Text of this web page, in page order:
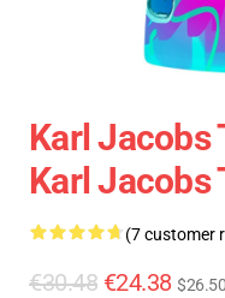
Karl Jacobs
Karl Jacobs
(7 customer
€30.48 €24.38 $26.50